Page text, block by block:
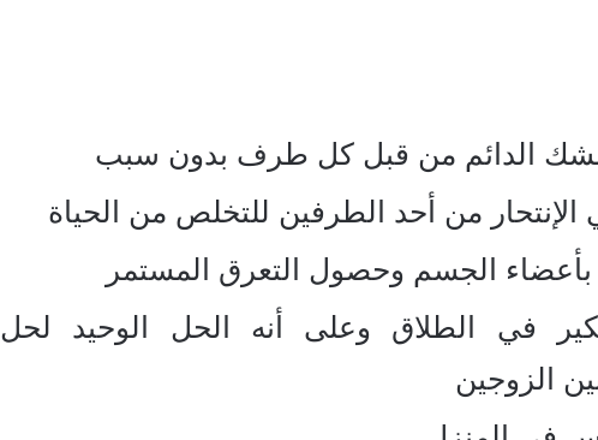
الدائم من قبل كل طرف بدون سبب
الإنتحار من أحد الطرفين للتخلص من الحياة
بأعضاء الجسم وحصول التعرق المستمر
في الطلاق وعلى أنه الحل الوحيد لحل
الزوجين